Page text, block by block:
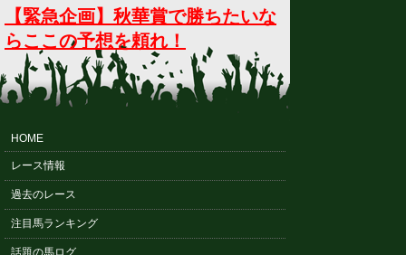
【緊急企画】秋華賞で勝ちたいな
らここの予想を頼れ！
HOME
レース情報
過去のレース
注目馬ランキング